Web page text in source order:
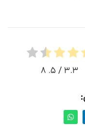
۳.۳ / ۵. ۸